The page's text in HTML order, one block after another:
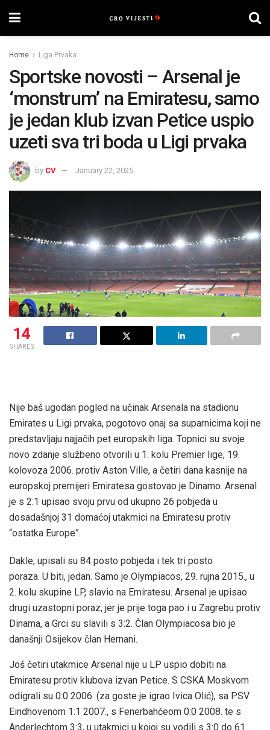
Home Liga Prvaka
Sportske novosti – Arsenal je
‘monstrum’ na Emiratesu, samo
je jedan klub izvan Petice uspio
uzeti sva tri boda u Ligi prvaka
by CV January 22, 2025
14
SHARES
Nije baš ugodan pogled na učinak Arsenala na stadionu
Emirates u Ligi prvaka, pogotovo onaj sa suparnicima koji ne
predstavljaju najjačih pet europskih liga. Topnici su svoje
novo zdanje službeno otvorili u 1. kolu Premier lige, 19.
kolovoza 2006. protiv Aston Ville, a četiri dana kasnije na
europskoj premijeri Emiratesa gostovao je Dinamo. Arsenal
je s 2:1 upisao svoju prvu od ukupno 26 pobjeda u
dosadašnjoj 31 domaćoj utakmici na Emiratesu protiv
“ostatka Europe”.
Dakle, upisali su 84 posto pobjeda i tek tri posto
poraza. U biti, jedan. Samo je Olympiacos, 29. rujna 2015., u
2. kolu skupine LP, slavio na Emiratesu. Arsenal je upisao
drugi uzastopni poraz, jer je prije toga pao i u Zagrebu protiv
Dinama, a Grci su slavili s 3:2. Član Olympiacosa bio je
današnji Osijekov član Hernani.
Još četiri utakmice Arsenal nije u LP uspio dobiti na
Emiratesu protiv klubova izvan Petice. S CSKA Moskvom
odigrali su 0:0 2006. (za goste je igrao Ivica Olić), sa PSV
Eindhovenom 1:1 2007., s Fenerbahčeom 0:0 2008. te s
Anderlechtom 3:3, u utakmici u kojoj su vodili s 3:0 do 61.